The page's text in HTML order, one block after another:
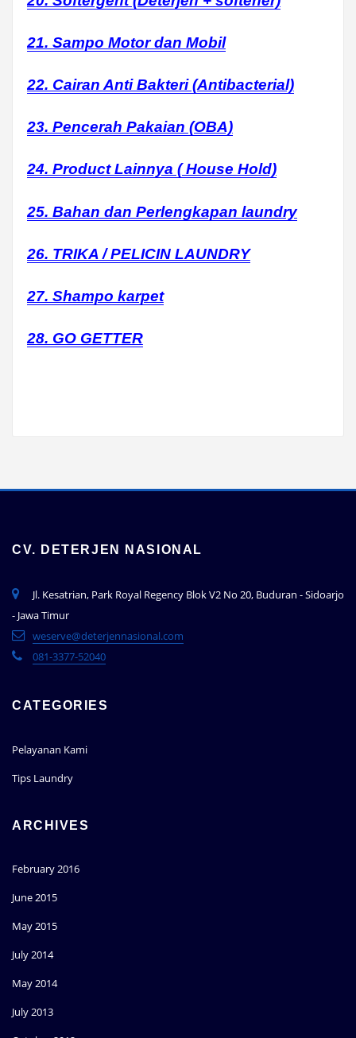
21. Sampo Motor dan Mobil
22. Cairan Anti Bakteri (Antibacterial)
23. Pencerah Pakaian (OBA)
24. Product Lainnya ( House Hold)
25. Bahan dan Perlengkapan laundry
26. TRIKA / PELICIN LAUNDRY
27. Shampo karpet
28. GO GETTER
CV. DETERJEN NASIONAL
Jl. Kesatrian, Park Royal Regency Blok V2 No 20, Buduran - Sidoarjo
- Jawa Timur
weserve@deterjennasional.com
081-3377-52040
CATEGORIES
Pelayanan Kami
Tips Laundry
ARCHIVES
February 2016
June 2015
May 2015
July 2014
May 2014
July 2013